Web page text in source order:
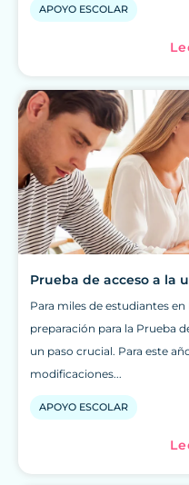
APOYO ESCOLAR
Prueba de acceso a la
Para miles de estudiantes
preparación para la Prueba
un paso crucial. Para este
modificaciones...
APOYO ESCOLAR